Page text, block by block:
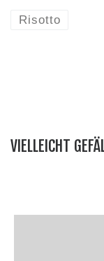
Risotto
VIELLEICHT